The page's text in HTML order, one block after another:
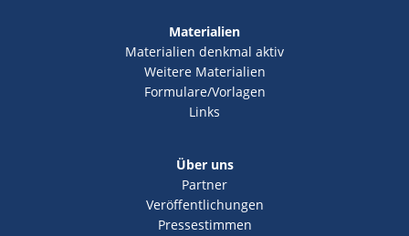
Materialien
Materialien denkmal aktiv
Weitere Materialien
Formulare/Vorlagen
Links
Über uns
Partner
Veröffentlichungen
Pressestimmen